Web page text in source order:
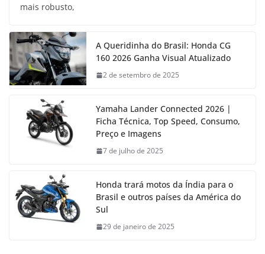
mais robusto,
A Queridinha do Brasil: Honda CG
160 2026 Ganha Visual Atualizado
2 de setembro de 2025
Yamaha Lander Connected 2026 |
Ficha Técnica, Top Speed, Consumo,
Preço e Imagens
7 de julho de 2025
Honda trará motos da Índia para o
Brasil e outros países da América do
Sul
29 de janeiro de 2025